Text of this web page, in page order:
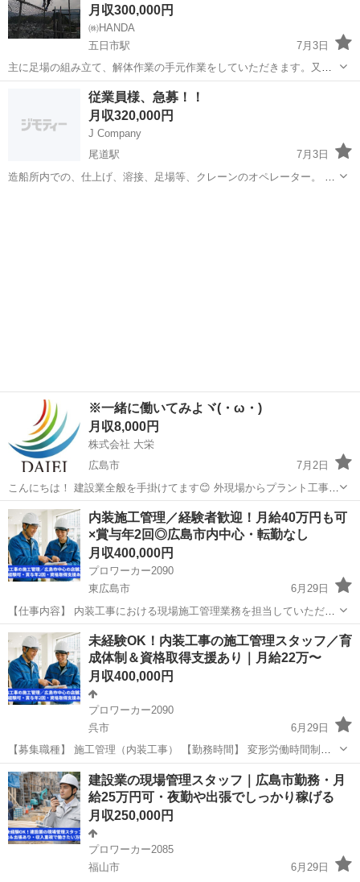
月収300,000円
㈱HANDA
五日市駅
7月3日
主に足場の組み立て、解体作業の手元作業をしていただきます。又広
島市内を中心に足場工事を行っており、タワークレーン組み立て、解
体作業等も行っております。 興味ある方、経験者、未経験者大歓迎で
す。 年齢 18歳～ 送迎...
広島市 五日市駅 土木
従業員様、急募！！
月収320,000円
J Company
尾道駅
7月3日
造船所内での、仕上げ、溶接、足場等、クレーンのオペレーター。 そ
※一緒に働いてみよヾ(・ω・)ゞ
月収8,000円
株式会社 大栄
広島市
7月2日
こんにちは！ 建設業全般を手掛けてます😊 外現場からプラント工事ま
で👷‍♂️ 広島を拠点に全国各地でお仕事があります(*^^*) 基本初めはどの
現場でも手元作業員からになりますのでどなたでも出来るお仕事とな
っております(๑•...
広島 広島市 その他 社員
内装施工管理／経験者歓迎！月給40万円も可
×賞与年2回◎広島市内中心・転勤なし
月収400,000円
プロワーカー2090
東広島市
6月29日
【仕事内容】 内装工事における現場施工管理業務を担当していただき
ます。 内装工事とは、完成した建物の内部を整える工事で、主に以下
のような内容が該当します。 ・間仕切り壁の設置 ・建具の取り付け
・床、壁、天井の...
広島 東広島市 施工管理 未経験
未経験OK！内装工事の施工管理スタッフ／育
成体制＆資格取得支援あり｜月給22万〜
月収400,000円
プロワーカー2090
呉市
6月29日
【募集職種】 施工管理（内装工事） 【勤務時間】 変形労働時間制（1
か月単位） ・8:30〜17:30 ・17:00〜5:00 ※時期により勤務時間の変動
あり ※日勤のみの勤務：月20回程度 ※夜勤のみの...
広島 呉市 施工管理 未経験
建設業の現場管理スタッフ｜広島市勤務・月
給25万円可・夜勤や出張でしっかり稼げる
月収250,000円
プロワーカー2085
福山市
6月29日